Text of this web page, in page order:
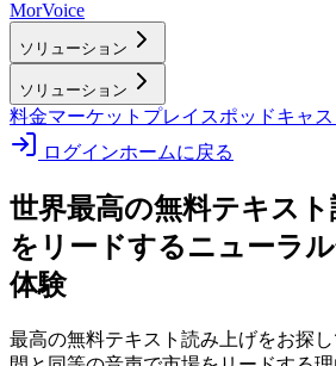
MorVoice
ソリューション
ソリューション
料金マーケットプレイスポッドキャス
ログインホームに戻る
世界最高の無料テキス
をリードするニューラ
体験
最高の無料テキスト読み上げをお探し